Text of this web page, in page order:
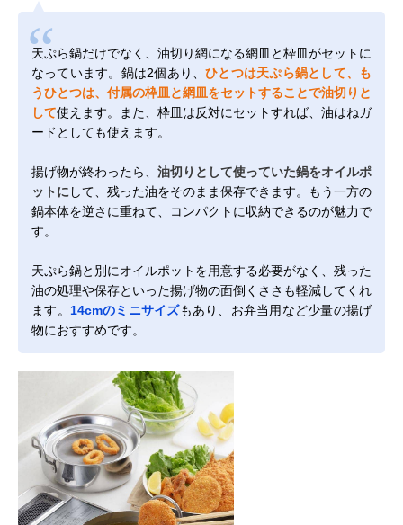
天ぷら鍋だけでなく、油切り網になる網皿と枠皿がセットに
なっています。鍋は2個あり、ひとつは天ぷら鍋として、も
うひとつは、付属の枠皿と網皿をセットすることで油切りと
して使えます。また、枠皿は反対にセットすれば、油はねガ
ードとしても使えます。
揚げ物が終わったら、 油切りとして使っていた鍋をオイルポ
ットに して、残った油をそのまま保存できます。もう一方の
鍋本体を逆さに重ねて、コンパクトに収納できるのが魅力で
す。
天ぷら鍋と別にオイルポットを用意する必要がなく、残った
油の処理や保存といった揚げ物の面倒くささも軽減してくれ
ます。 14cmのミニサイズもあり、お弁当用など少量の揚げ
物におすすめです。